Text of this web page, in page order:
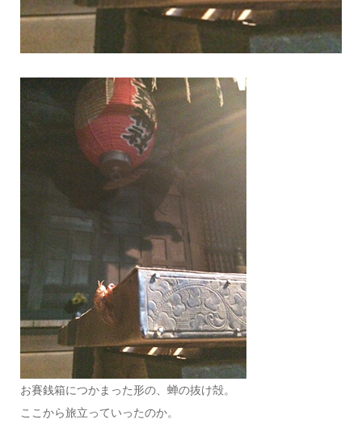
お賽銭箱につかまった形の、蝉の抜け殻。
ここから旅立っていったのか。